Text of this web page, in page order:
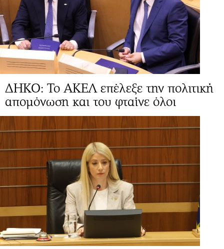
ΔΗΚΟ: Το ΑΚΕΛ επέλεξε την πολιτική
απομόνωση και του φταίνε όλοι